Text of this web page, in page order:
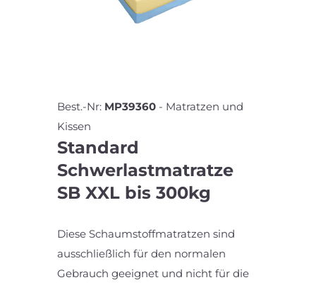
Best.-Nr: MP39360 - Matratzen und
Kissen
Standard
Schwerlastmatratze
SB XXL bis 300kg
Diese Schaumstoffmatratzen sind
ausschließlich für den normalen
Gebrauch geeignet und nicht für die